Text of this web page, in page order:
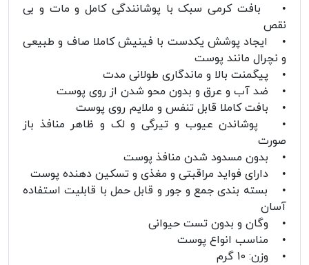
• بافت کرمی سبک با پوشانندگی کامل و مات و بی
نقص
• ایجاد پوشش یکدست با فینیش کاملا صاف و طبیعی
و نچرال مانند پوست
• پیگمنت بالا و ماندگاری طولانی مدت
• ضد آب و عرق و بدون محو شدن از روی پوست
• بافت کاملا قابل تنفس و ملایم روی پوست
• پوشاندن عیوب و تیرگی و لک و ظاهر منافذ باز
صورت
• بدون مسدود شدن منافذ پوست
• دارای فواید مراقبتی و مغذی و تسکین دهنده پوست
• بسته بندی جمع و جور و قابل حمل با قابلیت استفاده
آسان
• وگان و بدون تست حیوانی
• مناسب انواع پوست
• وزن: 10 گرم